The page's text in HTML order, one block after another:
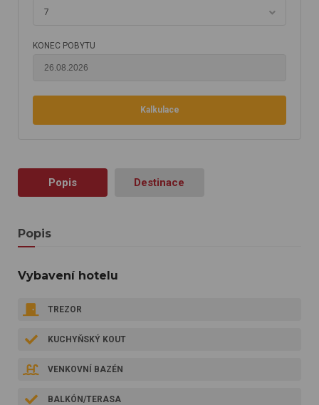
7
KONEC POBYTU
Kalkulace
Popis Destinace
Popis
Vybavení hotelu
TREZOR
KUCHYŇSKÝ KOUT
VENKOVNÍ BAZÉN
BALKÓN/TERASA